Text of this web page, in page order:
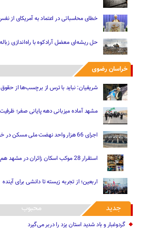
خطای محاسباتی در اعتماد به آمریکای از
حل ریشه‌ای معضل آرادکوه با راه‌اندازی
خراسان رضوی
شریفیان: نباید با ترس از برچسب‌ها از
مشهد آماده میزبانی دهه پایانی صفر؛ ظرفیت اسکان 1.2
اجرای 66 هزار واحد نهضت ملی مسکن در خراسان رضوی
استقرار 28 موکب اسکان زائران در مشهد هم زمان با دهه پایانی صفر
اربعین؛ از تجربه زیسته تا دانشی برای آینده
جدید محبوب
گردوغبار و باد شدید استان یزد را دربر می‌گیرد